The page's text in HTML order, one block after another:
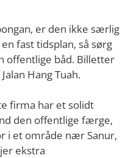
er den ikke særlig
fast tidsplan, så sørg
offentlige båd. Billetter
Hang Tuah.
firma har et solidt
den offentlige færge,
i et område nær Sanur,
ekstra